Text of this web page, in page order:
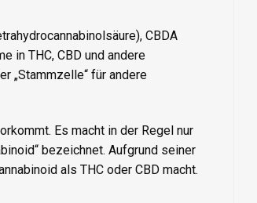
CBDA
in THC, CBD und andere
„Stammzelle“ für andere
Es macht in der Regel nur
bezeichnet. Aufgrund seiner
als THC oder CBD macht.